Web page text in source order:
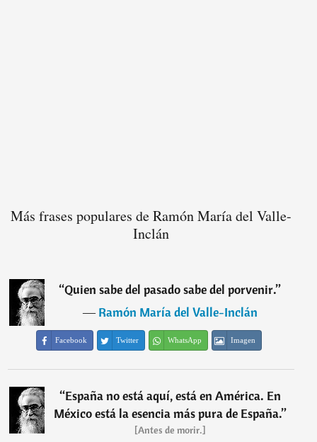
Más frases populares de Ramón María del Valle-
Inclán
“Quien sabe del pasado sabe del porvenir.”
―Ramón María del Valle-Inclán
Facebook Twitter WhatsApp Imagen
“España no está aquí, está en América. En
México está la esencia más pura de España.”
[Antes de morir.]